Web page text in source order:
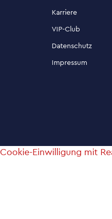
Karriere
VIP-Club
Datenschutz
Impressum
Cookie-Einwilligung mit